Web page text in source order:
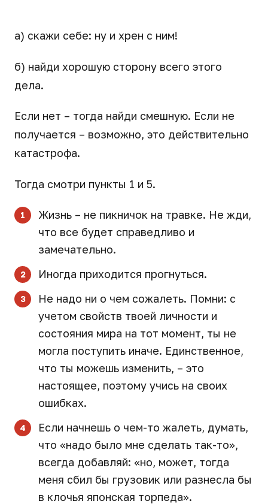
а) скажи себе: ну и хрен с ним!
б) найди хорошую сторону всего этого
дела.
Если нет – тогда найди смешную. Если не
получается – возможно, это действительно
катастрофа.
Тогда смотри пункты 1 и 5.
Жизнь – не пикничок на травке. Не жди,
что все будет справедливо и
замечательно.
Иногда приходится прогнуться.
Не надо ни о чем сожалеть. Помни: с
учетом свойств твоей личности и
состояния мира на тот момент, ты не
могла поступить иначе. Единственное,
что ты можешь изменить, – это
настоящее, поэтому учись на своих
ошибках.
Если начнешь о чем-то жалеть, думать,
что «надо было мне сделать так-то»,
всегда добавляй: «но, может, тогда
меня сбил бы грузовик или разнесла бы
в клочья японская торпеда».